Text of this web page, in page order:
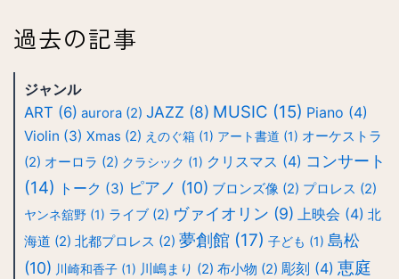
過去の記事
ジャンル
ART (6) aurora(2) JAZZ (8) MUSIC (15) Piano (4)
Violin (3) Xmas (2) えのぐ箱(1) アート書道 (1) オーケストラ
(2) オーロラ (2) クラシック (1) クリスマス (4) コンサート
(14)
トーク (3) ピアノ (10) ブロンズ像(2) プロレス (2)
ヤンネ舘野(1) ライブ(2) ヴァイオリン (9) 上映会 (4) 北
海道 (2) 北都プロレス (2) 夢創館 (17) 子ども (1) 島松
(10) 川崎和香子(1) 川嶋まり (2) 布小物 (2) 彫刻 (4) 恵庭